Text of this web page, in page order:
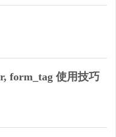
form_tag 使用技巧